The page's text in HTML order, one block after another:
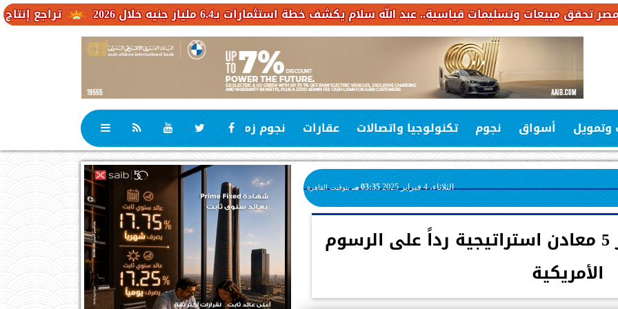
تراجع إنتاج الكاكاو في قياسية.. عبد الله سلام يكشف خطة استثمارات بـ6.4 مليار جنيه خلال 2026
وتمويل أسواق نجوم تكنولوجيا واتصالات عقارات نجوم زمان رياضة
الثلاثاء، 4 فبراير 2025 03:35 مـ بتوقيت القاهرة
الصين توسع قيود تصدير 5 معادن استراتيجية رداً على الرسوم
الأمريكية